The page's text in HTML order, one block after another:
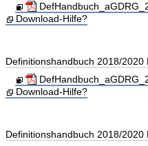
Download-Hilfe?
Definitionshandbuch 2018/2020
Download-Hilfe?
Definitionshandbuch 2018/2020